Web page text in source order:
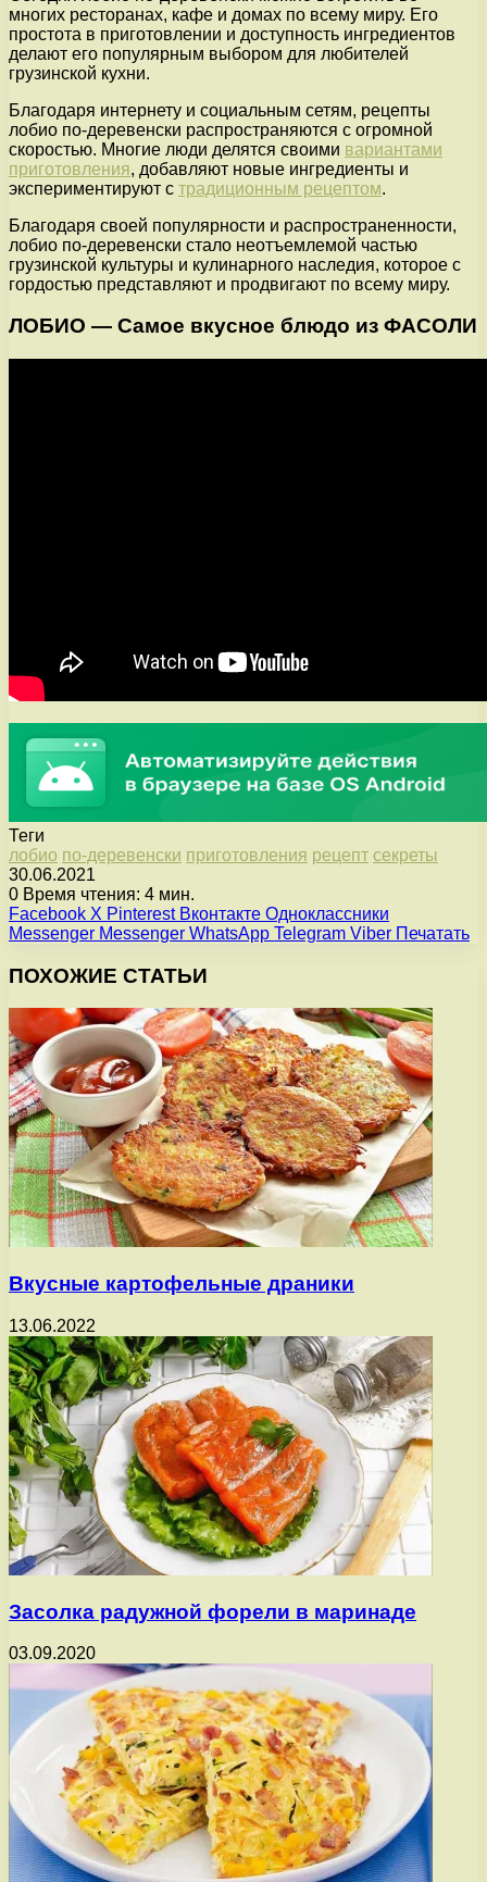
многих ресторанах, кафе и домах по всему миру. Его
простота в приготовлении и доступность ингредиентов
делают его популярным выбором для любителей
грузинской кухни.
Благодаря интернету и социальным сетям, рецепты
лобио по-деревенски распространяются с огромной
скоростью. Многие люди делятся своими вариантами
приготовления, добавляют новые ингредиенты и
экспериментируют с традиционным рецептом.
Благодаря своей популярности и распространенности,
лобио по-деревенски стало неотъемлемой частью
грузинской культуры и кулинарного наследия, которое с
гордостью представляют и продвигают по всему миру.
ЛОБИО — Самое вкусное блюдо из ФАСОЛИ
Теги
лобио по-деревенски приготовления рецепт секреты
30.06.2021
0 Время чтения: 4 мин.
Facebook X Pinterest Вконтакте Одноклассники
Messenger Messenger WhatsApp Telegram Viber Печатать
ПОХОЖИЕ СТАТЬИ
Вкусные картофельные драники
13.06.2022
Засолка радужной форели в маринаде
03.09.2020